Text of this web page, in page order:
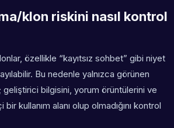
klon riskini nasıl kontrol
özellikle “kayıtsız sohbet” gibi niyet
Bu nedenle yalnızca görünen
bilgisini, yorum örüntülerini ve
kullanım alanı olup olmadığını kontrol